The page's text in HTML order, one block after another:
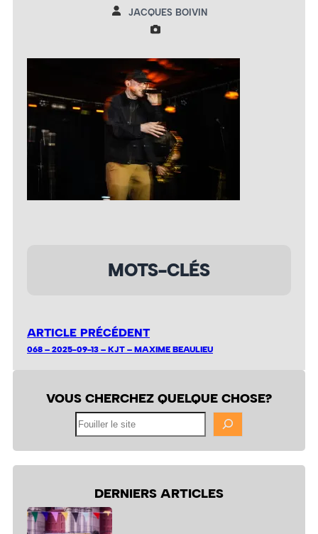
JACQUES BOIVIN
MOTS-CLÉS
ARTICLE PRÉCÉDENT
068 – 2025-09-13 – KJT – MAXIME BEAULIEU
VOUS CHERCHEZ QUELQUE CHOSE?
DERNIERS ARTICLES